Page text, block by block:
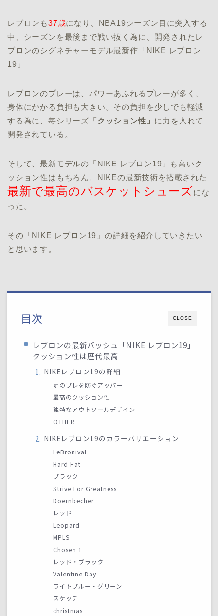
レブロンも37歳になり、NBA19シーズン目に突入する
中、シーズンを最後まで戦い抜く為に、開発されたレ
ブロンのシグネチャーモデル最新作「NIKE レブロン
19」
レブロンのプレーは、パワーあふれるプレーが多く、
身体にかかる負担も大きい。その負担を少しでも軽減
する為に、毎シリーズ 「クッション性」 に力を入れて
開発されている。
そして、最新モデルの「NIKE レブロン19」も高いク
ッション性はもちろん、NIKEの最新技術を搭載された
最新で最高のバスケットシューズにな
った。
その「NIKE レブロン19」の詳細を紹介していきたい
と思います。
CLOSE
目次
レブロンの最新バッシュ「NIKE レブロン19」
クッション性は歴代最高
NIKEレブロン19の詳細
足のブレを防ぐアッパー
最高のクッション性
独特なアウトソールデザイン
OTHER
NIKEレブロン19のカラーバリエーション
LeBronival
Hard Hat
ブラック
Strive For Greatness
Doernbecher
レッド
Leopard
MPLS
Chosen 1
レッド・ブラック
Valentine Day
ライトブルー・グリーン
スケッチ
christmas